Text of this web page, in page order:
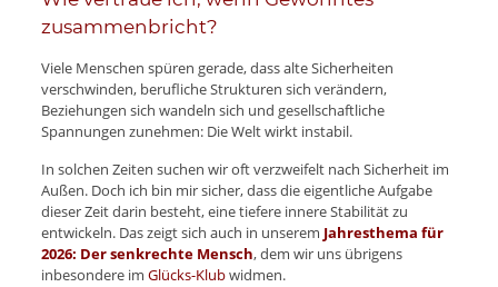
zusammenbricht?
Viele Menschen spüren gerade, dass alte Sicherheiten
verschwinden, berufliche Strukturen sich verändern,
Beziehungen sich wandeln sich und gesellschaftliche
Spannungen zunehmen: Die Welt wirkt instabil.
In solchen Zeiten suchen wir oft verzweifelt nach Sicherheit im
Außen. Doch ich bin mir sicher, dass die eigentliche Aufgabe
dieser Zeit darin besteht, eine tiefere innere Stabilität zu
entwickeln. Das zeigt sich auch in unserem Jahresthema für
2026: Der senkrechte Mensch, dem wir uns übrigens
inbesondere im Glücks-Klubwidmen.